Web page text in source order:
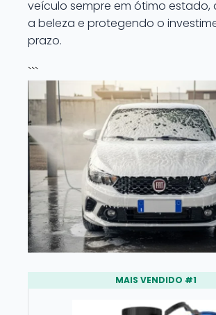
veículo sempre em ótimo
a beleza e protegendo o
prazo.
```
MAIS VENDIDO #1